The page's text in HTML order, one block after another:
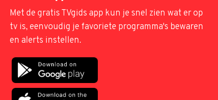
Met de gratis TVgids app kun je snel zien wat er op
tv is, eenvoudig je favoriete programma's bewaren
en alerts instellen.